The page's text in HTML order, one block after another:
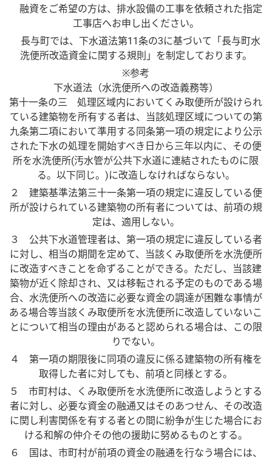
融資をご希望の方は、排水設備の工事を依頼された指定
工事店へお申し出ください。
長与町では、下水道法第11条の3に基づいて「長与町水
洗便所改造資金に関する規則」を制定しております。
※参考
下水道法（水洗便所への改造義務等）
第十一条の三 処理区域内においてくみ取便所が設けられ
ている建築物を所有する者は、当該処理区域についての第
九条第二項において準用する同条第一項の規定により公示
された下水の処理を開始すべき日から三年以内に、その便
所を水洗便所(汚水管が公共下水道に連結されたものに限
る。以下同じ。)に改造しなければならない。
２ 建築基準法第三十一条第一項の規定に違反している便
所が設けられている建築物の所有者については、前項の規
定は、適用しない。
３ 公共下水道管理者は、第一項の規定に違反している者
に対し、相当の期間を定めて、当該くみ取便所を水洗便所
に改造すべきことを命ずることができる。ただし、当該建
築物が近く除却され、又は移転される予定のものである場
合、水洗便所への改造に必要な資金の調達が困難な事情が
ある場合等当該くみ取便所を水洗便所に改造していないこ
とについて相当の理由があると認められる場合は、この限
りでない。
４ 第一項の期限後に同項の違反に係る建築物の所有権を
取得した者に対しても、前項と同様とする。
５ 市町村は、くみ取便所を水洗便所に改造しようとする
者に対し、必要な資金の融通又はそのあつせん、その改造
に関し利害関係を有する者との間に紛争が生じた場合にお
ける和解の仲介その他の援助に努めるものとする。
６ 国は、市町村が前項の資金の融通を行なう場合には、